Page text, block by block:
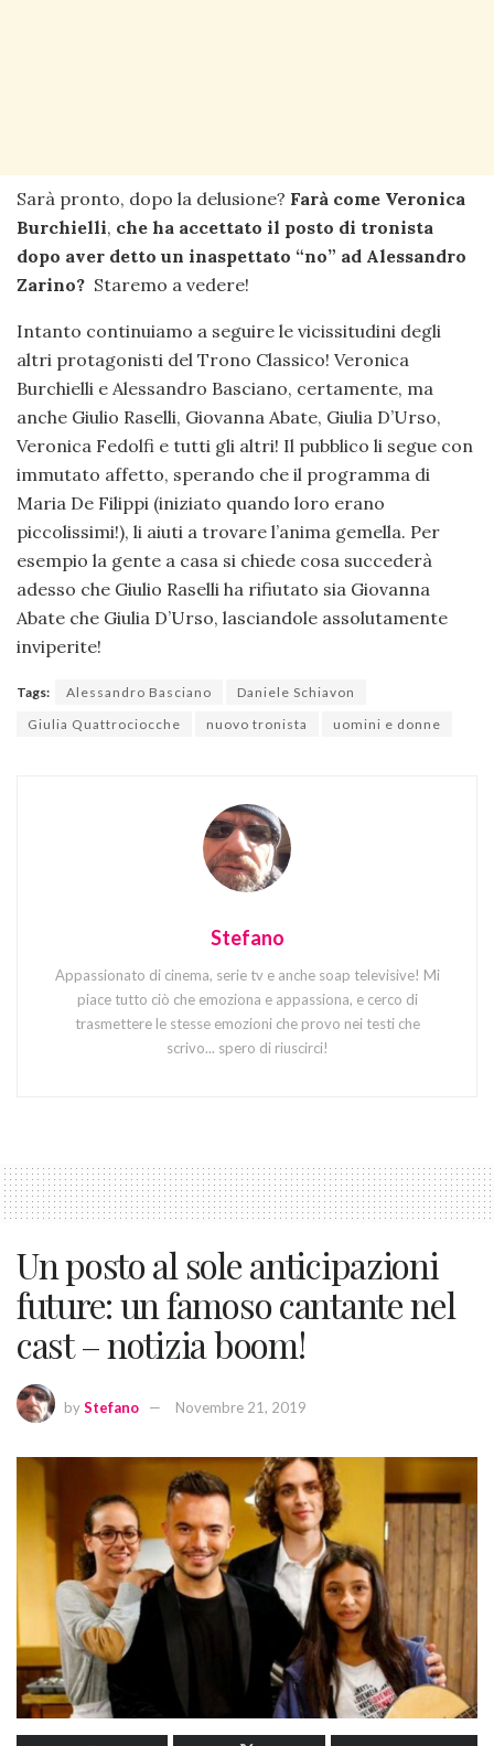
Sarà pronto, dopo la delusione? Farà come Veronica
Burchielli, che ha accettato il posto di tronista
dopo aver detto un inaspettato “no” ad Alessandro
Zarino? Staremo a vedere!
Intanto continuiamo a seguire le vicissitudini degli
altri protagonisti del Trono Classico! Veronica
Burchielli e Alessandro Basciano, certamente, ma
anche Giulio Raselli, Giovanna Abate, Giulia D’Urso,
Veronica Fedolfi e tutti gli altri! Il pubblico li segue con
immutato affetto, sperando che il programma di
Maria De Filippi (iniziato quando loro erano
piccolissimi!), li aiuti a trovare l’anima gemella. Per
esempio la gente a casa si chiede cosa succederà
adesso che Giulio Raselli ha rifiutato sia Giovanna
Abate che Giulia D’Urso, lasciandole assolutamente
inviperite!
Tags: Alessandro Basciano
Daniele Schiavon
Giulia Quattrociocche
nuovo tronista uomini e donne
Stefano
Appassionato di cinema, serie tv e anche soap televisive! Mi
piace tutto ciò che emoziona e appassiona, e cerco di
trasmettere le stesse emozioni che provo nei testi che
scrivo... spero di riuscirci!
Un posto al sole anticipazioni
future: un famoso cantante nel
cast – notizia boom!
byStefano Novembre 21, 2019